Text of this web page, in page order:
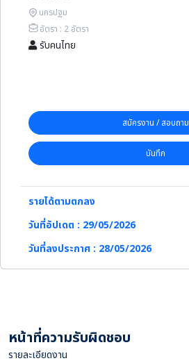
นครปฐม
อัตรา : 2 อัตรา
รับคนไทย
สมัครงาน / สอบถาม
บันทึก
รายได้ตามตกลง
วันที่อัปเดต : 29/05/2026
วันที่ลงประกาศ : 28/05/2026
หน้าที่ความรับผิดชอบ
รายละเอียดงาน